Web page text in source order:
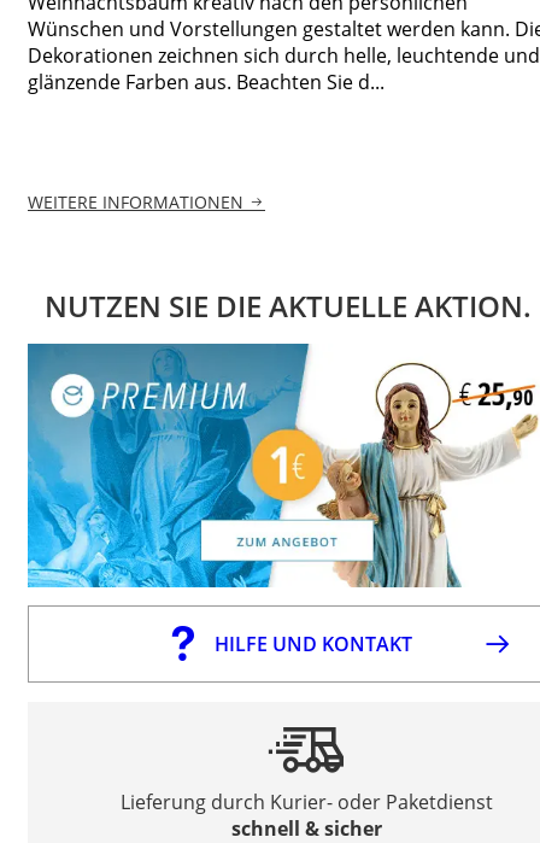
Wünschen und Vorstellungen gestaltet werden kann.
Dekorationen zeichnen sich durch helle, leuchtende und
glänzende Farben aus. Beachten Sie d...
WEITERE INFORMATIONEN
NUTZEN SIE DIE AKTUELLE AKTION.
HILFE UND KONTAKT
Lieferung durch Kurier- oder Paketdienst
schnell & sicher